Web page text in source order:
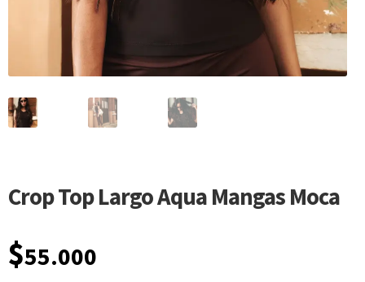
Crop Top Largo Aqua Mangas Moca
$55.000